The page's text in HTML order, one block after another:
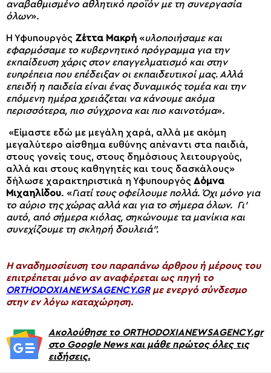
αναβαθμισμένο αθλητικό προϊόν με τη συνεργασία
όλων».
Η Υφυπουργός Ζέττα Μακρή «υλοποιήσαμε και
εφαρμόσαμε το κυβερνητικό πρόγραμμα για την
εκπαίδευση χάρις στον επαγγελματισμό και στην
ευπρέπεια που επέδειξαν οι εκπαιδευτικοί μας. Αλλά
επειδή η παιδεία είναι ένας δυναμικός τομέα και την
επόμενη ημέρα χρειάζεται να κάνουμε ακόμα
περισσότερα, πιο σύγχρονα και πιο καινοτόμα».
«Είμαστε εδώ με μεγάλη χαρά, αλλά με ακόμη
μεγαλύτερο αίσθημα ευθύνης απέναντι στα παιδιά,
στους γονείς τους, στους δημόσιους λειτουργούς,
αλλά και στους καθηγητές και τους δασκάλους»
δήλωσε χαρακτηριστικά η Υφυπουργός Δόμνα
Μιχαηλίδου. «Γιατί τους οφείλουμε πολλά. Όχι μόνο για
το αύριο της χώρας αλλά και για το σήμερα όλων. Γι’
αυτό, από σήμερα κιόλας, σηκώνουμε τα μανίκια και
συνεχίζουμε τη σκληρή δουλειά”.
H αναδημοσίευση του παραπάνω άρθρου ή μέρους του
επιτρέπεται μόνο αν αναφέρεται ως πηγή το
ORTHODOXIANEWSAGENCY.GRμε ενεργό σύνδεσμο
στην εν λόγω καταχώρηση.
Ακολούθησε το ORTHODOXIANEWSAGENCY.gr
στο Google News και μάθε πρώτος όλες τις
ειδήσεις.